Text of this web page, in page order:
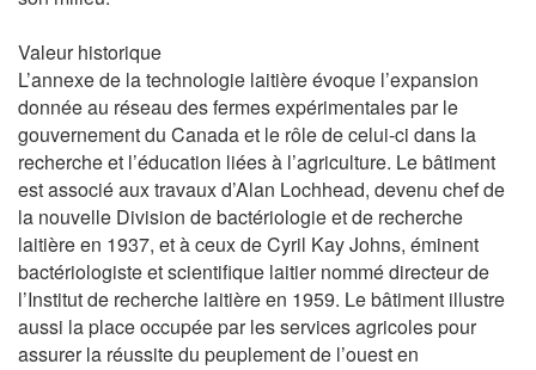
Valeur historique
L’annexe de la technologie laitière évoque l’expansion
donnée au réseau des fermes expérimentales par le
gouvernement du Canada et le rôle de celui-ci dans la
recherche et l’éducation liées à l’agriculture. Le bâtiment
est associé aux travaux d’Alan Lochhead, devenu chef de
la nouvelle Division de bactériologie et de recherche
laitière en 1937, et à ceux de Cyril Kay Johns, éminent
bactériologiste et scientifique laitier nommé directeur de
l’Institut de recherche laitière en 1959. Le bâtiment illustre
aussi la place occupée par les services agricoles pour
assurer la réussite du peuplement de l’ouest en